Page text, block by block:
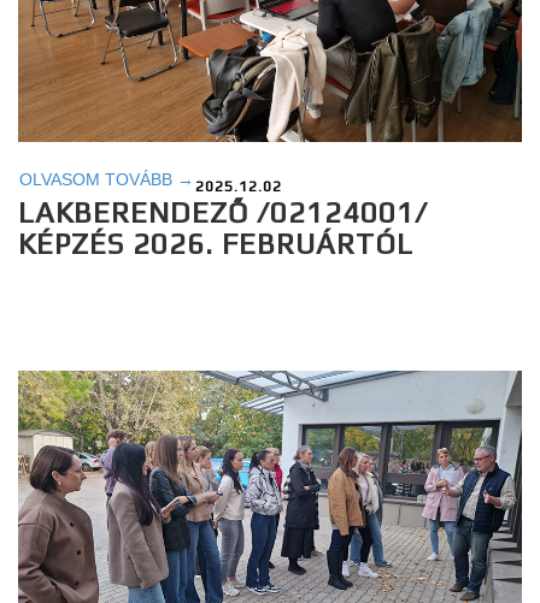
OLVASOM TOVÁBB → 2025.12.02
LAKBERENDEZŐ /02124001/
KÉPZÉS 2026. FEBRUÁRTÓL